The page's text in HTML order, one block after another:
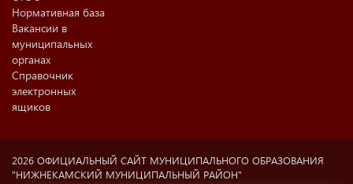
Нормативная база
Вакансии в
муниципальных
органах
Справочник
электронных
ящиков
2026 ОФИЦИАЛЬНЫЙ САЙТ МУНИЦИПАЛЬНОГО ОБРАЗОВАНИЯ
"НИЖНЕКАМСКИЙ МУНИЦИПАЛЬНЫЙ РАЙОН"